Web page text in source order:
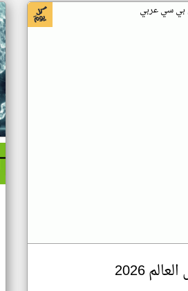
بي سي عربي
2026